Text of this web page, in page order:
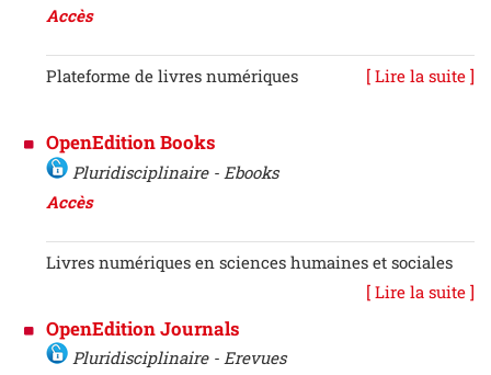
Accès
Plateforme de livres numériques [ Lire la suite ]
OpenEdition Books
Pluridisciplinaire - Ebooks
Accès
Livres numériques en sciences humaines et sociales
[ Lire la suite ]
OpenEdition Journals
Pluridisciplinaire - Erevues